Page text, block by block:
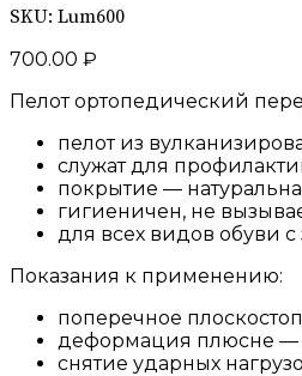
SKU: Lum600
700.00 ₽
Пелот ортопедический
пелот из
служат для
покрытие —
гигиеничен, не
для всех видов обуви
Показания к применению:
поперечное
деформация плюсне —
снятие ударных